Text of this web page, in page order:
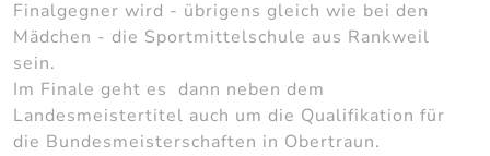
Finalgegner wird - übrigens gleich wie bei den
Mädchen - die Sportmittelschule aus Rankweil
sein.
Im Finale geht es dann neben dem
Landesmeistertitel auch um die Qualifikation für
die Bundesmeisterschaften in Obertraun.